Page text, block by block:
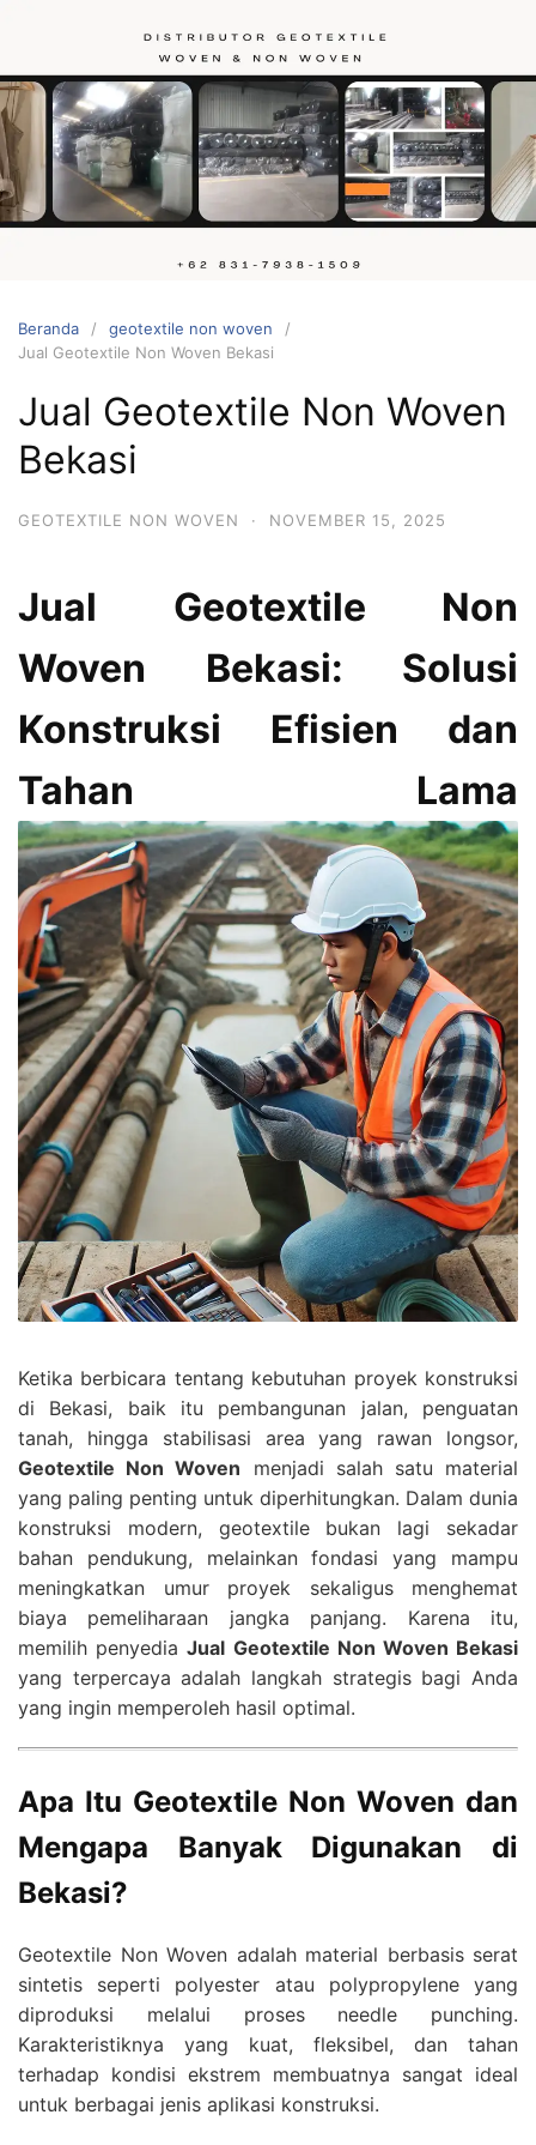
konten
Hubungi
kami
Beranda
geotextile non woven
Jual Geotextile Non Woven Bekasi
Jual Geotextile Non Woven
Bekasi
GEOTEXTILE NON WOVEN · NOVEMBER 15, 2025
Jual Geotextile Non
Woven Bekasi: Solusi
Konstruksi Efisien dan
Tahan Lama
Ketika berbicara tentang kebutuhan proyek konstruksi
di Bekasi, baik itu pembangunan jalan, penguatan
tanah, hingga stabilisasi area yang rawan longsor,
Geotextile Non Woven menjadi salah satu material
yang paling penting untuk diperhitungkan. Dalam dunia
konstruksi modern, geotextile bukan lagi sekadar
bahan pendukung, melainkan fondasi yang mampu
meningkatkan umur proyek sekaligus menghemat
biaya pemeliharaan jangka panjang. Karena itu,
memilih penyediaJual Geotextile Non Woven Bekasi
yang terpercaya adalah langkah strategis bagi Anda
yang ingin memperoleh hasil optimal.
Apa Itu Geotextile Non Woven dan
Mengapa Banyak Digunakan di
Bekasi?
Geotextile Non Woven adalah material berbasis serat
sintetis seperti polyester atau polypropylene yang
diproduksi melalui proses needle punching.
Karakteristiknya yang kuat, fleksibel, dan tahan
terhadap kondisi ekstrem membuatnya sangat ideal
untuk berbagai jenis aplikasi konstruksi.